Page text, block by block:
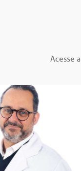
Acesse